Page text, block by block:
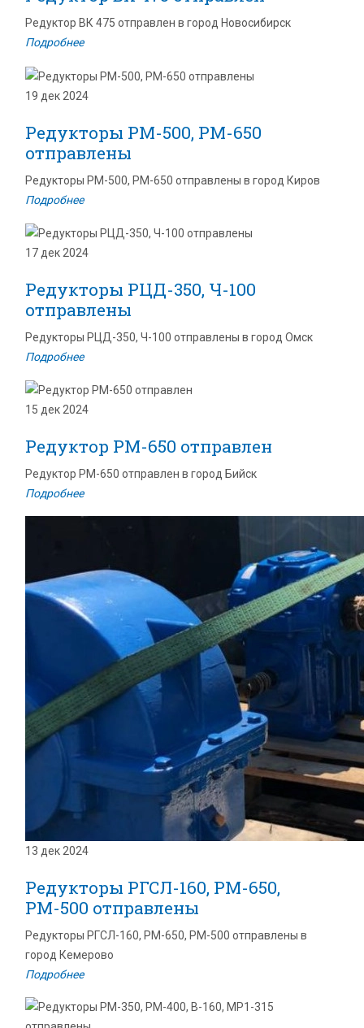
Редуктор ВК 475 отправлен в город Новосибирск
Подробнее
19 дек 2024
Редукторы РМ-500, РМ-650
отправлены
Редукторы РМ-500, РМ-650 отправлены в город Киров
Подробнее
17 дек 2024
Редукторы РЦД-350, Ч-100
отправлены
Редукторы РЦД-350, Ч-100 отправлены в город Омск
Подробнее
15 дек 2024
Редуктор РМ-650 отправлен
Редуктор РМ-650 отправлен в город Бийск
Подробнее
13 дек 2024
Редукторы РГСЛ-160, РМ-650,
РМ-500 отправлены
Редукторы РГСЛ-160, РМ-650, РМ-500 отправлены в
город Кемерово
Подробнее